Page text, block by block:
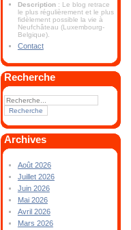
Description : Le blog retrace
le plus régulièrement et le plus
fidèlement possible la vie à
Neufchâteau (Luxembourg-
Belgique).
Contact
Recherche
Archives
Août 2026
Juillet 2026
Juin 2026
Mai 2026
Avril 2026
Mars 2026